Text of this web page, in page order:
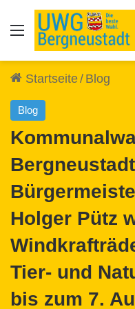
Auswahl
Startseite/ Blog
Blog
Holger Pütz
Tier- und
bis zum 7.